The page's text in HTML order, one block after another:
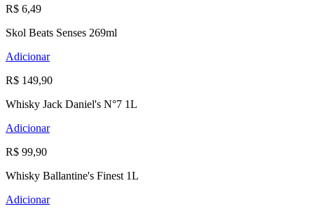
R$ 6,49
Skol Beats Senses 269ml
Adicionar
R$ 149,90
Whisky Jack Daniel's N°7 1L
Adicionar
R$ 99,90
Whisky Ballantine's Finest 1L
Adicionar